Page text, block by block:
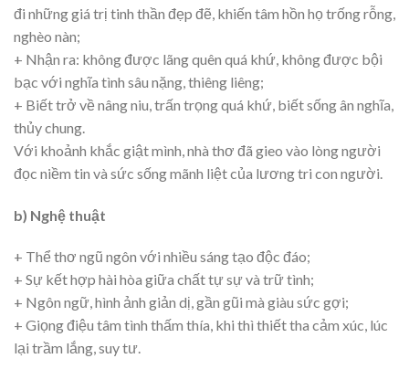
đi những giá trị tinh thần đẹp đẽ, khiến tâm hồn họ trống rỗng,
nghèo nàn;
+ Nhận ra: không được lãng quên quá khứ, không được bội
bạc với nghĩa tình sâu nặng, thiêng liêng;
+ Biết trở về nâng niu, trấn trọng quá khứ, biết sống ân nghĩa,
thủy chung.
Với khoảnh khắc giật mình, nhà thơ đã gieo vào lòng người
đọc niềm tin và sức sống mãnh liệt của lương tri con người.
b) Nghệ thuật
+ Thể thơ ngũ ngôn với nhiều sáng tạo độc đáo;
+ Sự kết hợp hài hòa giữa chất tự sự và trữ tình;
+ Ngôn ngữ, hình ảnh giản dị, gần gũi mà giàu sức gợi;
+ Giọng điệu tâm tình thấm thía, khi thì thiết tha cảm xúc, lúc
lại trầm lắng, suy tư.